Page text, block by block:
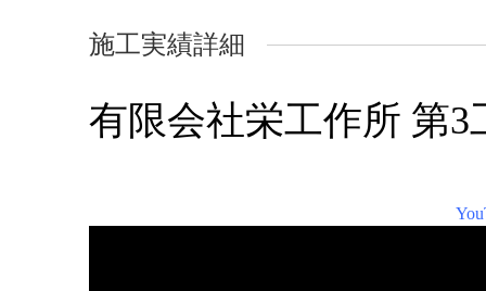
施工実績詳細
有限会社栄工作所 第3